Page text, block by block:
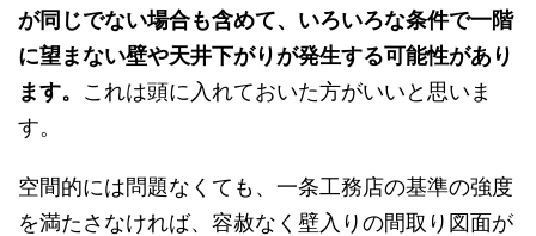
が同じでない場合も含めて、いろいろな条件で一階
に望まない壁や天井下がりが発生する可能性があり
ます。 これは頭に入れておいた方がいいと思いま
す。
空間的には問題なくても、一条工務店の基準の強度
を満たさなければ、容赦なく壁入りの間取り図面が